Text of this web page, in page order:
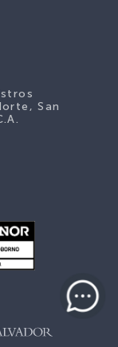
San